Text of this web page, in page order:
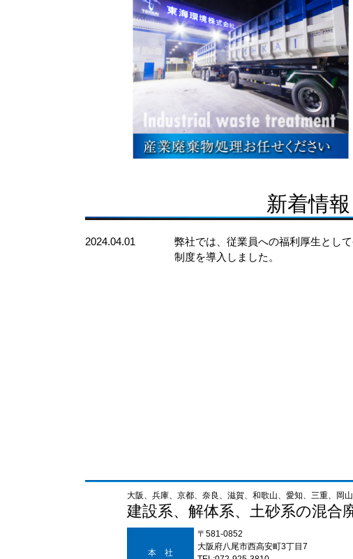
新着情報
2024.04.01
弊社では、従業員への福利厚生とし
制度を導入しました。
大阪、兵庫、京都、奈良、滋賀、和歌山、愛知、三重、岡
建設系、解体系、土砂系の混合
本 社
〒581-0852
大阪府八尾市西高安町3丁目7